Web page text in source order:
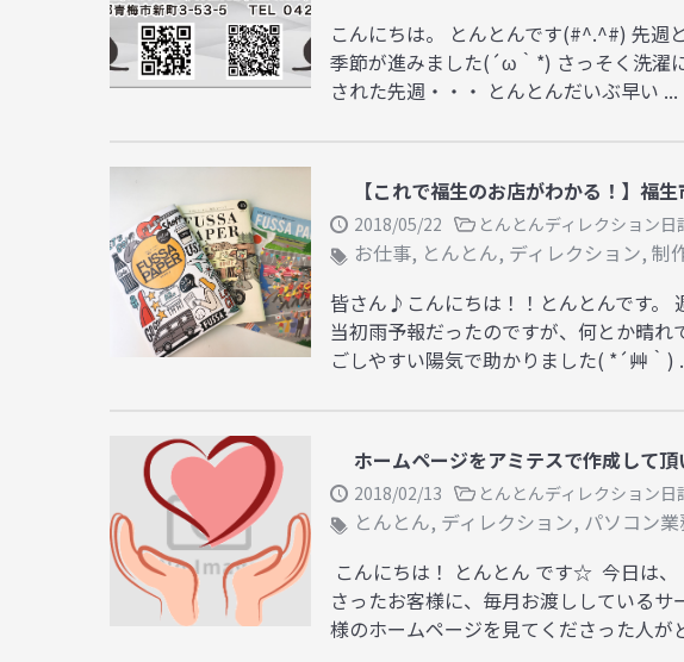
こんにちは。 とんとんです(#^.^#) 先週
季節が進みました(´ω｀*) さっそく洗濯
された先週・・・ とんとんだいぶ早い ...
【これで福生のお店がわかる！】福
2018/05/22 とんとんディレクション日
お仕事, とんとん, ディレクション, 制
皆さん♪こんにちは！！とんとんです。
当初雨予報だったのですが、何とか晴
ごしやすい陽気で助かりました( *´艸｀)
ホームページをアミテスで作成して
2018/02/13 とんとんディレクション日
とんとん, ディレクション, パソコン
こんにちは！ とんとん です☆ 今日は
さったお客様に、毎月お渡ししている
様のホームページを見てくださった人が